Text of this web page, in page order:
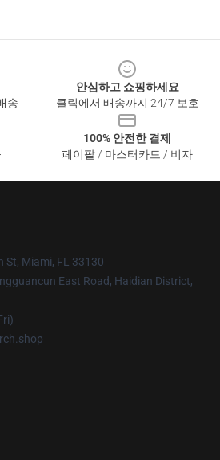
송
안심하고 쇼핑하세요
클릭에서 배송까지 24/7 보호
100% 안전한 결제
페이팔 / 마스터카드 / 비자
St, Miami, FL 33130
East Road, Haidian District,